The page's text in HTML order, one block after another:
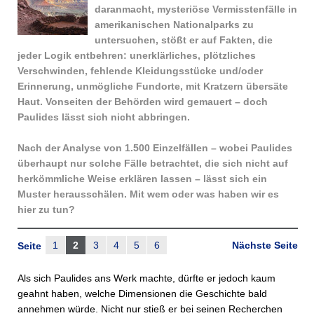
daranmacht, mysteriöse Vermisstenfälle in
amerikanischen Nationalparks zu
untersuchen, stößt er auf Fakten, die
jeder Logik entbehren: unerklärliches, plötzliches
Verschwinden, fehlende Kleidungsstücke und/oder
Erinnerung, unmögliche Fundorte, mit Kratzern übersäte
Haut. Vonseiten der Behörden wird gemauert – doch
Paulides lässt sich nicht abbringen.
Nach der Analyse von 1.500 Einzelfällen – wobei Paulides
überhaupt nur solche Fälle betrachtet, die sich nicht auf
herkömmliche Weise erklären lassen – lässt sich ein
Muster herausschälen. Mit wem oder was haben wir es
hier zu tun?
Nächste Seite
Seite 1 2 3 4 5 6
Als sich Paulides ans Werk machte, dürfte er jedoch kaum
geahnt haben, welche Dimensionen die Geschichte bald
annehmen würde. Nicht nur stieß er bei seinen Recherchen